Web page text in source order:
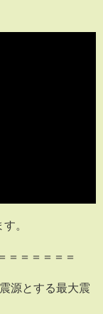
。
＝＝＝＝＝＝
源とする最大震